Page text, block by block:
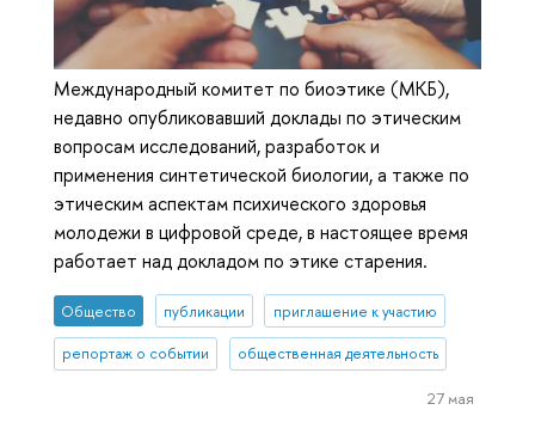
Международный комитет по биоэтике (МКБ),
недавно опубликовавший доклады по этическим
вопросам исследований, разработок и
применения синтетической биологии, а также по
этическим аспектам психического здоровья
молодежи в цифровой среде, в настоящее время
работает над докладом по этике старения.
Общество публикации приглашение к участию
репортаж о событии общественная деятельность
27 мая